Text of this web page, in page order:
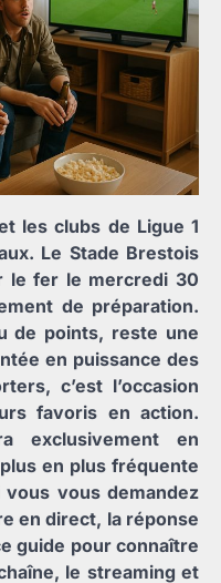
les clubs de Ligue 1
Le Stade Brestois
le fer le mercredi 30
de préparation.
de points, reste une
en puissance des
c’est l’occasion
favoris en action.
exclusivement en
en plus fréquente
vous demandez
en direct, la réponse
guide pour connaître
le streaming et